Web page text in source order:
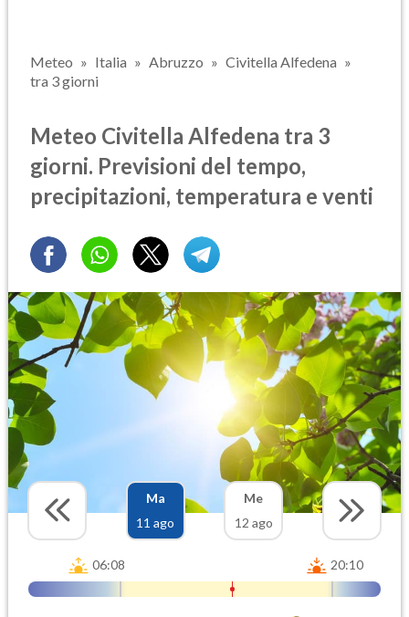
Meteo Italia Abruzzo
Civitella Alfedena
tra 3 giorni
Meteo Civitella Alfedena tra 3
giorni. Previsioni del tempo,
precipitazioni, temperatura e venti
Ma
11 ago
Me
12 ago
06:08 20:10